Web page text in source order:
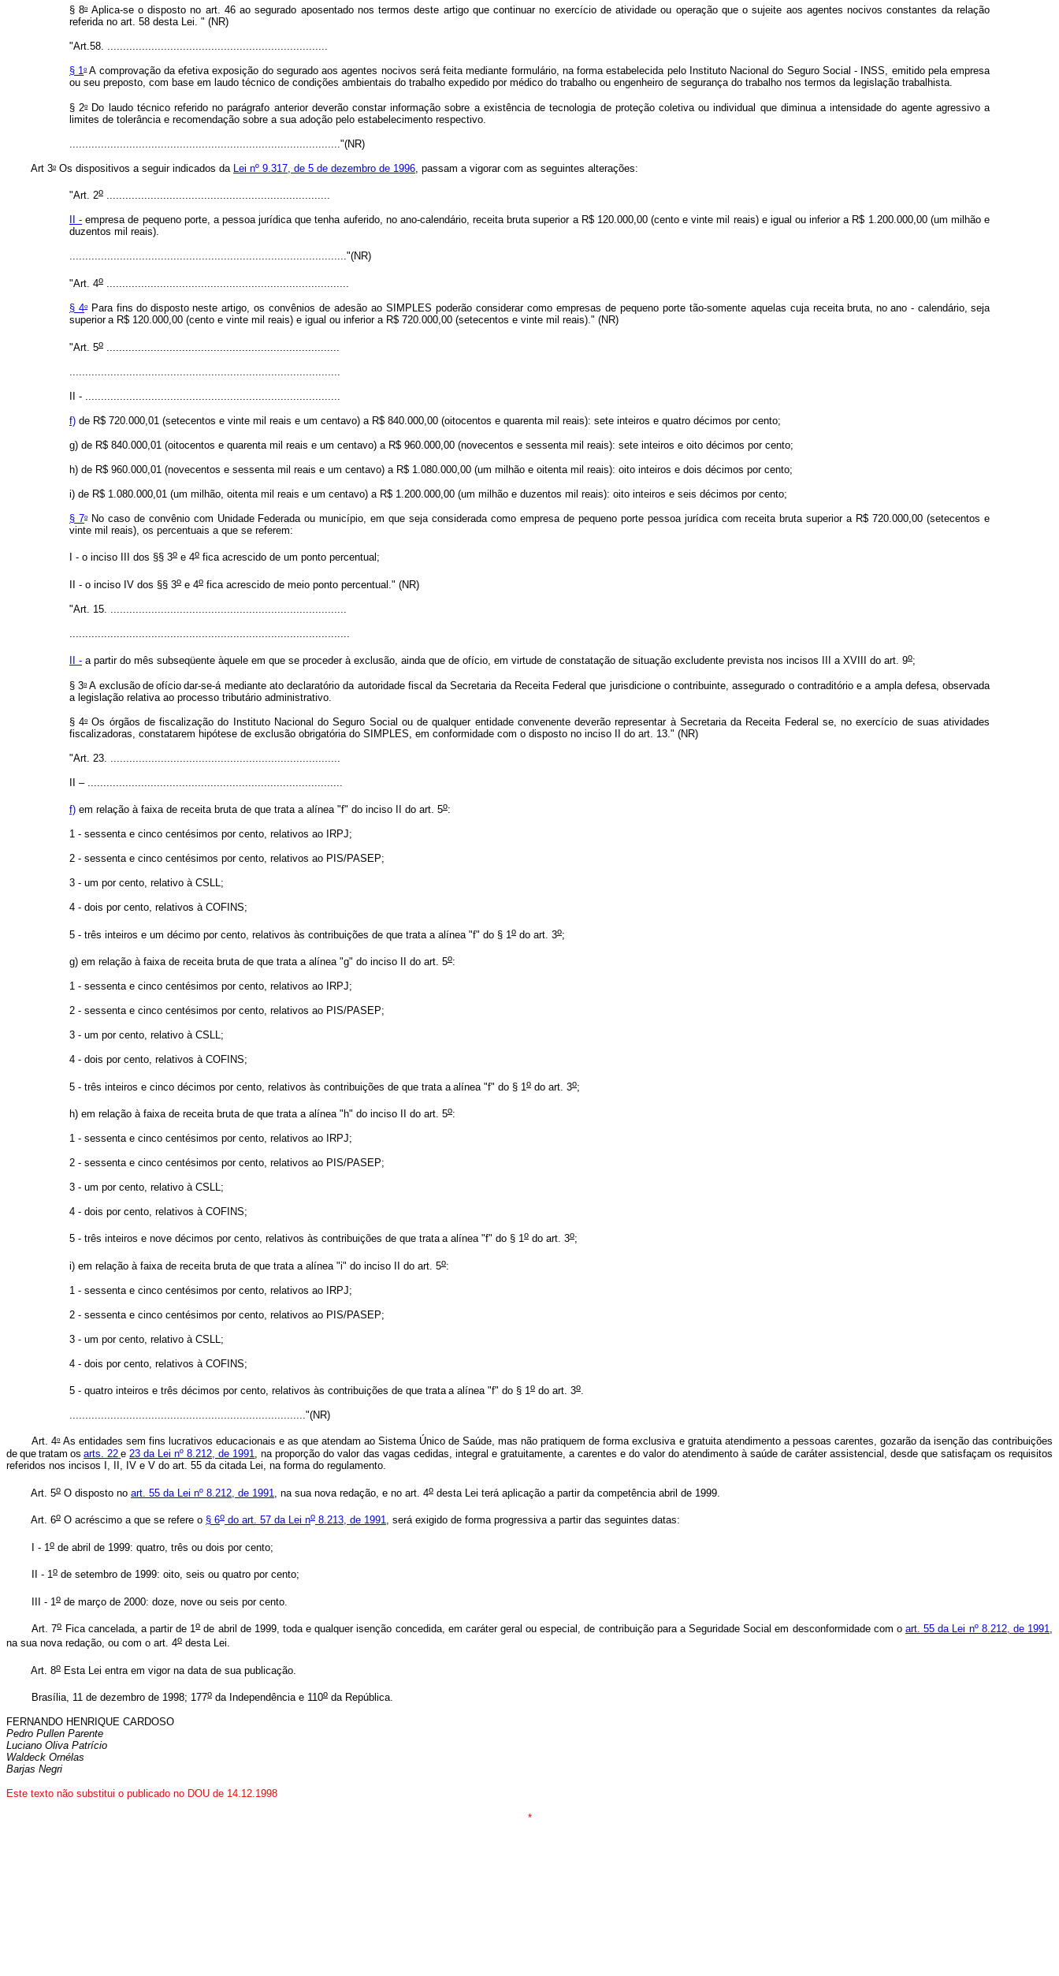
§ 8oAplica-se o disposto no art. 46 ao segurado aposentado nos termos deste artigo que continuar no exercício de atividade ou operação que o sujeite aos agentes nocivos constantes da relação
referida no art. 58 desta Lei. " (NR)
"Art.58. ......................................................................
§ 1oA comprovação da efetiva exposição do segurado aos agentes nocivos será feita mediante formulário, na forma estabelecida pelo Instituto Nacional do Seguro Social - INSS, emitido pela empresa
ou seu preposto, com base em laudo técnico de condições ambientais do trabalho expedido por médico do trabalho ou engenheiro de segurança do trabalho nos termos da legislação trabalhista.
§ 2oDo laudo técnico referido no parágrafo anterior deverão constar informação sobre a existência de tecnologia de proteção coletiva ou individual que diminua a intensidade do agente agressivo a
limites de tolerância e recomendação sobre a sua adoção pelo estabelecimento respectivo.
......................................................................................"(NR)
Art 3o Os dispositivos a seguir indicados da Lei nº 9.317, de 5 de dezembro de 1996 , passam a vigorar com as seguintes alterações:
"Art. 2o .......................................................................
II - empresa de pequeno porte, a pessoa jurídica que tenha auferido, no ano-calendário, receita bruta superior a R$ 120.000,00 (cento e vinte mil reais) e igual ou inferior a R$ 1.200.000,00 (um milhão e
duzentos mil reais).
........................................................................................"(NR)
"Art. 4o
§ 4oPara fins do disposto neste artigo, os convênios de adesão ao SIMPLES poderão considerar como empresas de pequeno porte tão-somente aquelas cuja receita bruta, no ano - calendário, seja
superior a R$ 120.000,00 (cento e vinte mil reais) e igual ou inferior a R$ 720.000,00 (setecentos e vinte mil reais)." (NR)
"Art. 5o
II - .................................................................................
f) de R$ 720.000,01 (setecentos e vinte mil reais e um centavo) a R$ 840.000,00 (oitocentos e quarenta mil reais): sete inteiros e quatro décimos por cento;
g) de R$ 840.000,01 (oitocentos e quarenta mil reais e um centavo) a R$ 960.000,00 (novecentos e sessenta mil reais): sete inteiros e oito décimos por cento;
h) de R$ 960.000,01 (novecentos e sessenta mil reais e um centavo) a R$ 1.080.000,00 (um milhão e oitenta mil reais): oito inteiros e dois décimos por cento;
i) de R$ 1.080.000,01 (um milhão, oitenta mil reais e um centavo) a R$ 1.200.000,00 (um milhão e duzentos mil reais): oito inteiros e seis décimos por cento;
§ 7oNo caso de convênio com Unidade Federada ou município, em que seja considerada como empresa de pequeno porte pessoa jurídica com receita bruta superior a R$ 720.000,00 (setecentos e
vinte mil reais), os percentuais a que se referem:
I - o inciso III dos §§ 3o e 4o fica acrescido de um ponto percentual;
II - o inciso IV dos §§ 3o e 4o fica acrescido de meio ponto percentual." (NR)
"Art. 15. ...........................................................................
II - a partir do mês subseqüente àquele em que se proceder à exclusão, ainda que de ofício, em virtude de constatação de situação excludente prevista nos incisos III a XVIII do art. 9o;
§ 3oA exclusão de ofício dar-se-á mediante ato declaratório da autoridade fiscal da Secretaria da Receita Federal que jurisdicione o contribuinte, assegurado o contraditório e a ampla defesa, observada
a legislação relativa ao processo tributário administrativo.
§ 4oOs órgãos de fiscalização do Instituto Nacional do Seguro Social ou de qualquer entidade convenente deverão representar à Secretaria da Receita Federal se, no exercício de suas atividades
fiscalizadoras, constatarem hipótese de exclusão obrigatória do SIMPLES, em conformidade com o disposto no inciso II do art. 13." (NR)
"Art. 23. .........................................................................
II – .................................................................................
f) em relação à faixa de receita bruta de que trata a alínea "f" do inciso II do art. 5o:
1 - sessenta e cinco centésimos por cento, relativos ao IRPJ;
2 - sessenta e cinco centésimos por cento, relativos ao PIS/PASEP;
3 - um por cento, relativo à CSLL;
4 - dois por cento, relativos à COFINS;
5 - três inteiros e um décimo por cento, relativos às contribuições de que trata a alínea "f" do § 1o do art. 3o;
g) em relação à faixa de receita bruta de que trata a alínea "g" do inciso II do art. 5o:
1 - sessenta e cinco centésimos por cento, relativos ao IRPJ;
2 - sessenta e cinco centésimos por cento, relativos ao PIS/PASEP;
3 - um por cento, relativo à CSLL;
4 - dois por cento, relativos à COFINS;
5 - três inteiros e cinco décimos por cento, relativos às contribuições de que trata a alínea "f" do § 1o do art. 3o;
h) em relação à faixa de receita bruta de que trata a alínea "h" do inciso II do art. 5o:
1 - sessenta e cinco centésimos por cento, relativos ao IRPJ;
2 - sessenta e cinco centésimos por cento, relativos ao PIS/PASEP;
3 - um por cento, relativo à CSLL;
4 - dois por cento, relativos à COFINS;
5 - três inteiros e nove décimos por cento, relativos às contribuições de que trata a alínea "f" do § 1o do art. 3o;
i) em relação à faixa de receita bruta de que trata a alínea "i" do inciso II do art. 5o:
1 - sessenta e cinco centésimos por cento, relativos ao IRPJ;
2 - sessenta e cinco centésimos por cento, relativos ao PIS/PASEP;
3 - um por cento, relativo à CSLL;
4 - dois por cento, relativos à COFINS;
5 - quatro inteiros e três décimos por cento, relativos às contribuições de que trata a alínea "f" do § 1o do art. 3o.
..........................................................................."(NR)
Art. 4oAs entidades sem fins lucrativos educacionais e as que atendam ao Sistema Único de Saúde, mas não pratiquem de forma exclusiva e gratuita atendimento a pessoas carentes, gozarão da isenção das contribuições
de que tratam os arts. 22 e23 da Lei nº 8.212, de 1991, na proporção do valor das vagas cedidas, integral e gratuitamente, a carentes e do valor do atendimento à saúde de caráter assistencial, desde que satisfaçam os requisitos
referidos nos incisos I, II, IV e V do art. 55 da citada Lei, na forma do regulamento.
Art. 5o O disposto no art. 55 da Lei nº 8.212, de 1991 , na sua nova redação, e no art. 4o desta Lei terá aplicação a partir da competência abril de 1999.
Art. 6o O acréscimo a que se refere o § 6o do art. 57 da Lei no 8.213, de 1991, será exigido de forma progressiva a partir das seguintes datas:
I - 1o de abril de 1999: quatro, três ou dois por cento;
II - 1o de setembro de 1999: oito, seis ou quatro por cento;
III - 1o de março de 2000: doze, nove ou seis por cento.
Art. 7oFica cancelada, a partir de 1ode abril de 1999, toda e qualquer isenção concedida, em caráter geral ou especial, de contribuição para a Seguridade Social em desconformidade com o art. 55 da Lei nº 8.212, de 1991
na sua nova redação, ou com o art. 4o desta Lei.
Art. 8o Esta Lei entra em vigor na data de sua publicação.
Brasília, 11 de dezembro de 1998; 177o da Independência e 110o da República.
FERNANDO HENRIQUE CARDOSO
Pedro Pullen Parente
Luciano Oliva Patrício
Waldeck Ornélas
Barjas Negri
Este texto não substitui o publicado no DOU de 14.12.1998
*